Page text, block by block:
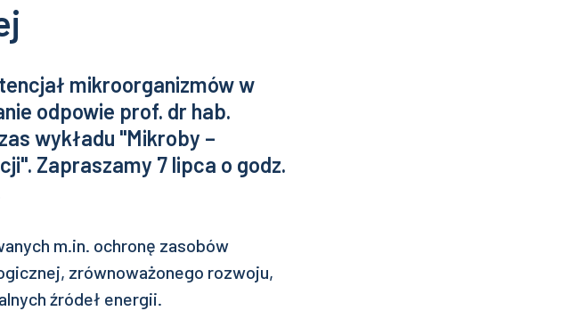
mikroorganizmów w
odpowie prof. dr hab.
wykładu "Mikroby –
Zapraszamy 7 lipca o godz.
m.in. ochronę zasobów
zrównoważonego rozwoju,
źródeł energii.